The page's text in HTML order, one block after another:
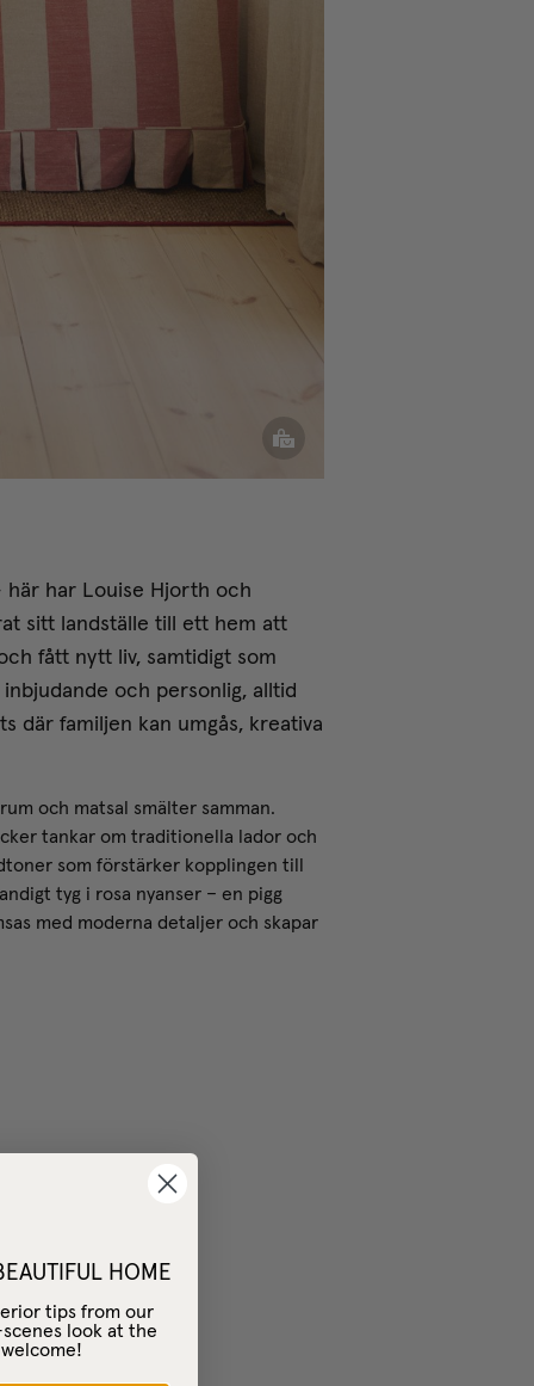
här har Louise Hjorth och
sitt landställe till ett hem att
fått nytt liv, samtidigt som
och personlig, alltid
där familjen kan umgås, kreativa
och matsal smälter samman.
tankar om traditionella lador och
som förstärker kopplingen till
tyg i rosa nyanser – en pigg
med moderna detaljer och skapar
HOME
tips from our
look at the